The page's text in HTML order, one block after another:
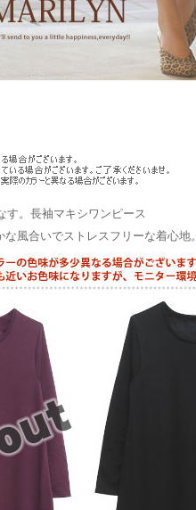
す。長袖マキシワンピース
風合いでストレスフリーな着心地。